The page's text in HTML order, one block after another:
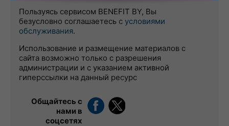
Пользуясь сервисом BENEFIT BY, Вы
безусловно соглашаетесь с условиями
обслуживания.
Использование и размещение материалов с
сайта возможно только с разрешения
администрации и с указанием активной
гиперссылки на данный ресурс
Общайтесь с
нами в
соцсетях